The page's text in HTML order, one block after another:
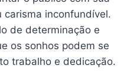
carisma inconfundível.
de determinação e
os sonhos podem se
trabalho e dedicação.